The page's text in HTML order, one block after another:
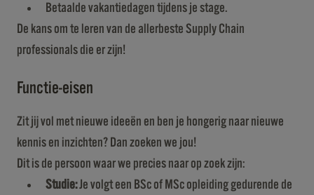
Betaalde vakantiedagen tijdens je stage.
De kans om te leren van de allerbeste Supply Chain
professionals die er zijn!
Functie-eisen
Zit jij vol met nieuwe ideeën en ben je hongerig naar nieuwe
kennis en inzichten? Dan zoeken we jou!
Dit is de persoon waar we precies naar op zoek zijn:
Studie:Je volgt een BSc of MSc opleiding gedurende de